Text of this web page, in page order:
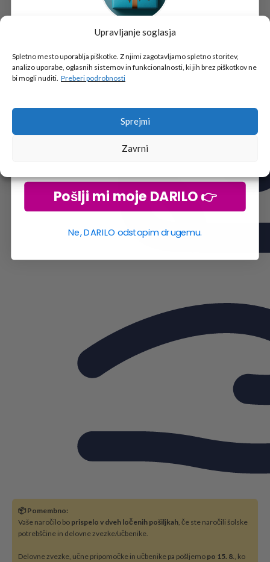
Upravljanje soglasja
Spletno mesto uporablja piškotke. Z njimi zagotavljamo spletno storitev,
analizo uporabe, oglasnih sistemov in funkcionalnosti, ki jih brez piškotkov ne
bi mogli nuditi. Preberi podrobnosti
Sprejmi
Zavrni
📦 Pomembno:
Vaše naročilo bo prispelo v dveh ločenih pošiljkah , če ste naročili šolske
potrebščine in delovne zvezke/učbenike.
Delovne zvezke, učne pripomočke in učbenike pa pošljemo po 15. 8 ., ko
Tukaj je!
🎁 DARILO
Vpiši podatke za prejem darila
Pošlji mi moje DARILO 👉
Ne, DARILO odstopim drugemu.